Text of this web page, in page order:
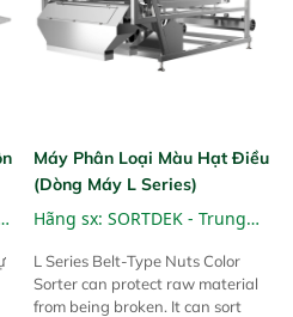
Máy Phân Loại Màu Hạt Điều
(dòng Máy L Series)
Hãng sx: SORTDEK - Trung
L Series Belt-Type Nuts Color
Sorter can protect raw material
from being broken. It can sort